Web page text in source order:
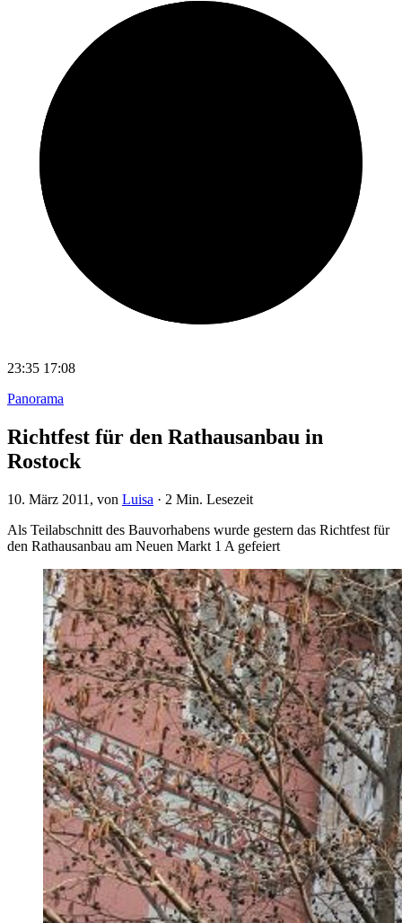
23:35 17:08
Panorama
Richtfest für den Rathausanbau in
Rostock
10. März 2011 , von Luisa · 2 Min. Lesezeit
Als Teilabschnitt des Bauvorhabens wurde gestern das Richtfest für
den Rathausanbau am Neuen Markt 1 A gefeiert